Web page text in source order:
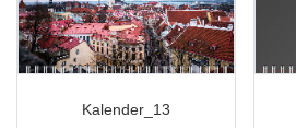
Kalender_13